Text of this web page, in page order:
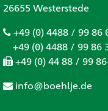
26655 Westerstede
+49 (0) 4488 / 99 86
+49 (0) 4488 / 99 86
+49 (0) 44 88 / 99
info@boehlje.de